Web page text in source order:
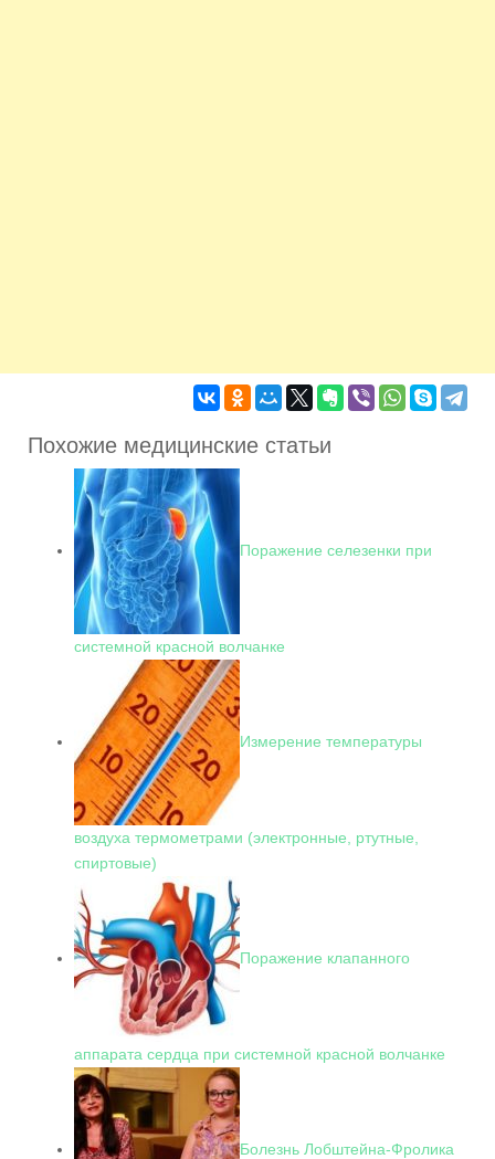
Похожие медицинские статьи
Поражение селезенки при
системной красной волчанке
Измерение температуры
воздуха термометрами (электронные, ртутные,
спиртовые)
Поражение клапанного
аппарата сердца при системной красной волчанке
Болезнь Лобштейна-Фролика